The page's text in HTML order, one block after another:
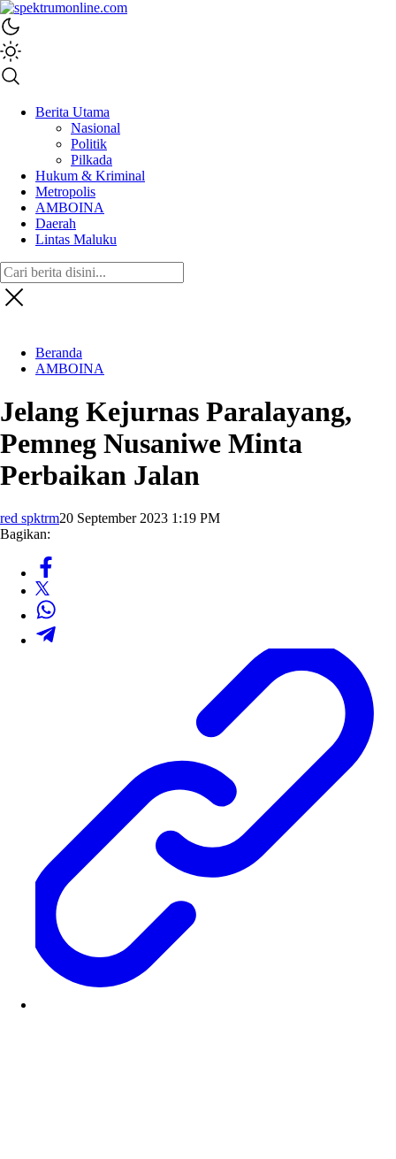
spektrumonline.com
Berita Utama
Nasional
Politik
Pilkada
Hukum & Kriminal
Metropolis
AMBOINA
Daerah
Lintas Maluku
Beranda
AMBOINA
Jelang Kejurnas Paralayang,
Pemneg Nusaniwe Minta
Perbaikan Jalan
red spktrm20 September 2023 1:19 PM
Bagikan: